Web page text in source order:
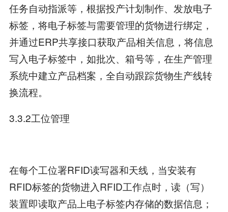
任务自动指派等，根据投产计划制作、发放电子
标签，将电子标签与需要管理的货物进行绑定，
并通过ERP共享接口获取产品相关信息，将信息
写入电子标签中，如批次、箱号等，在生产管理
系统中建立产品档案，全自动跟踪货物生产线转
换流程。
3.3.2工位管理
在每个工位署RFID读写器和天线，当安装有
RFID标签的货物进入RFID工作点时，读（写）
装置即读取产品上电子标签内存储的数据信息；